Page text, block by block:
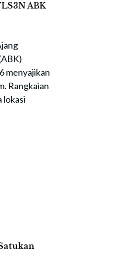
ABK
menyajikan
Rangkaian
lokasi